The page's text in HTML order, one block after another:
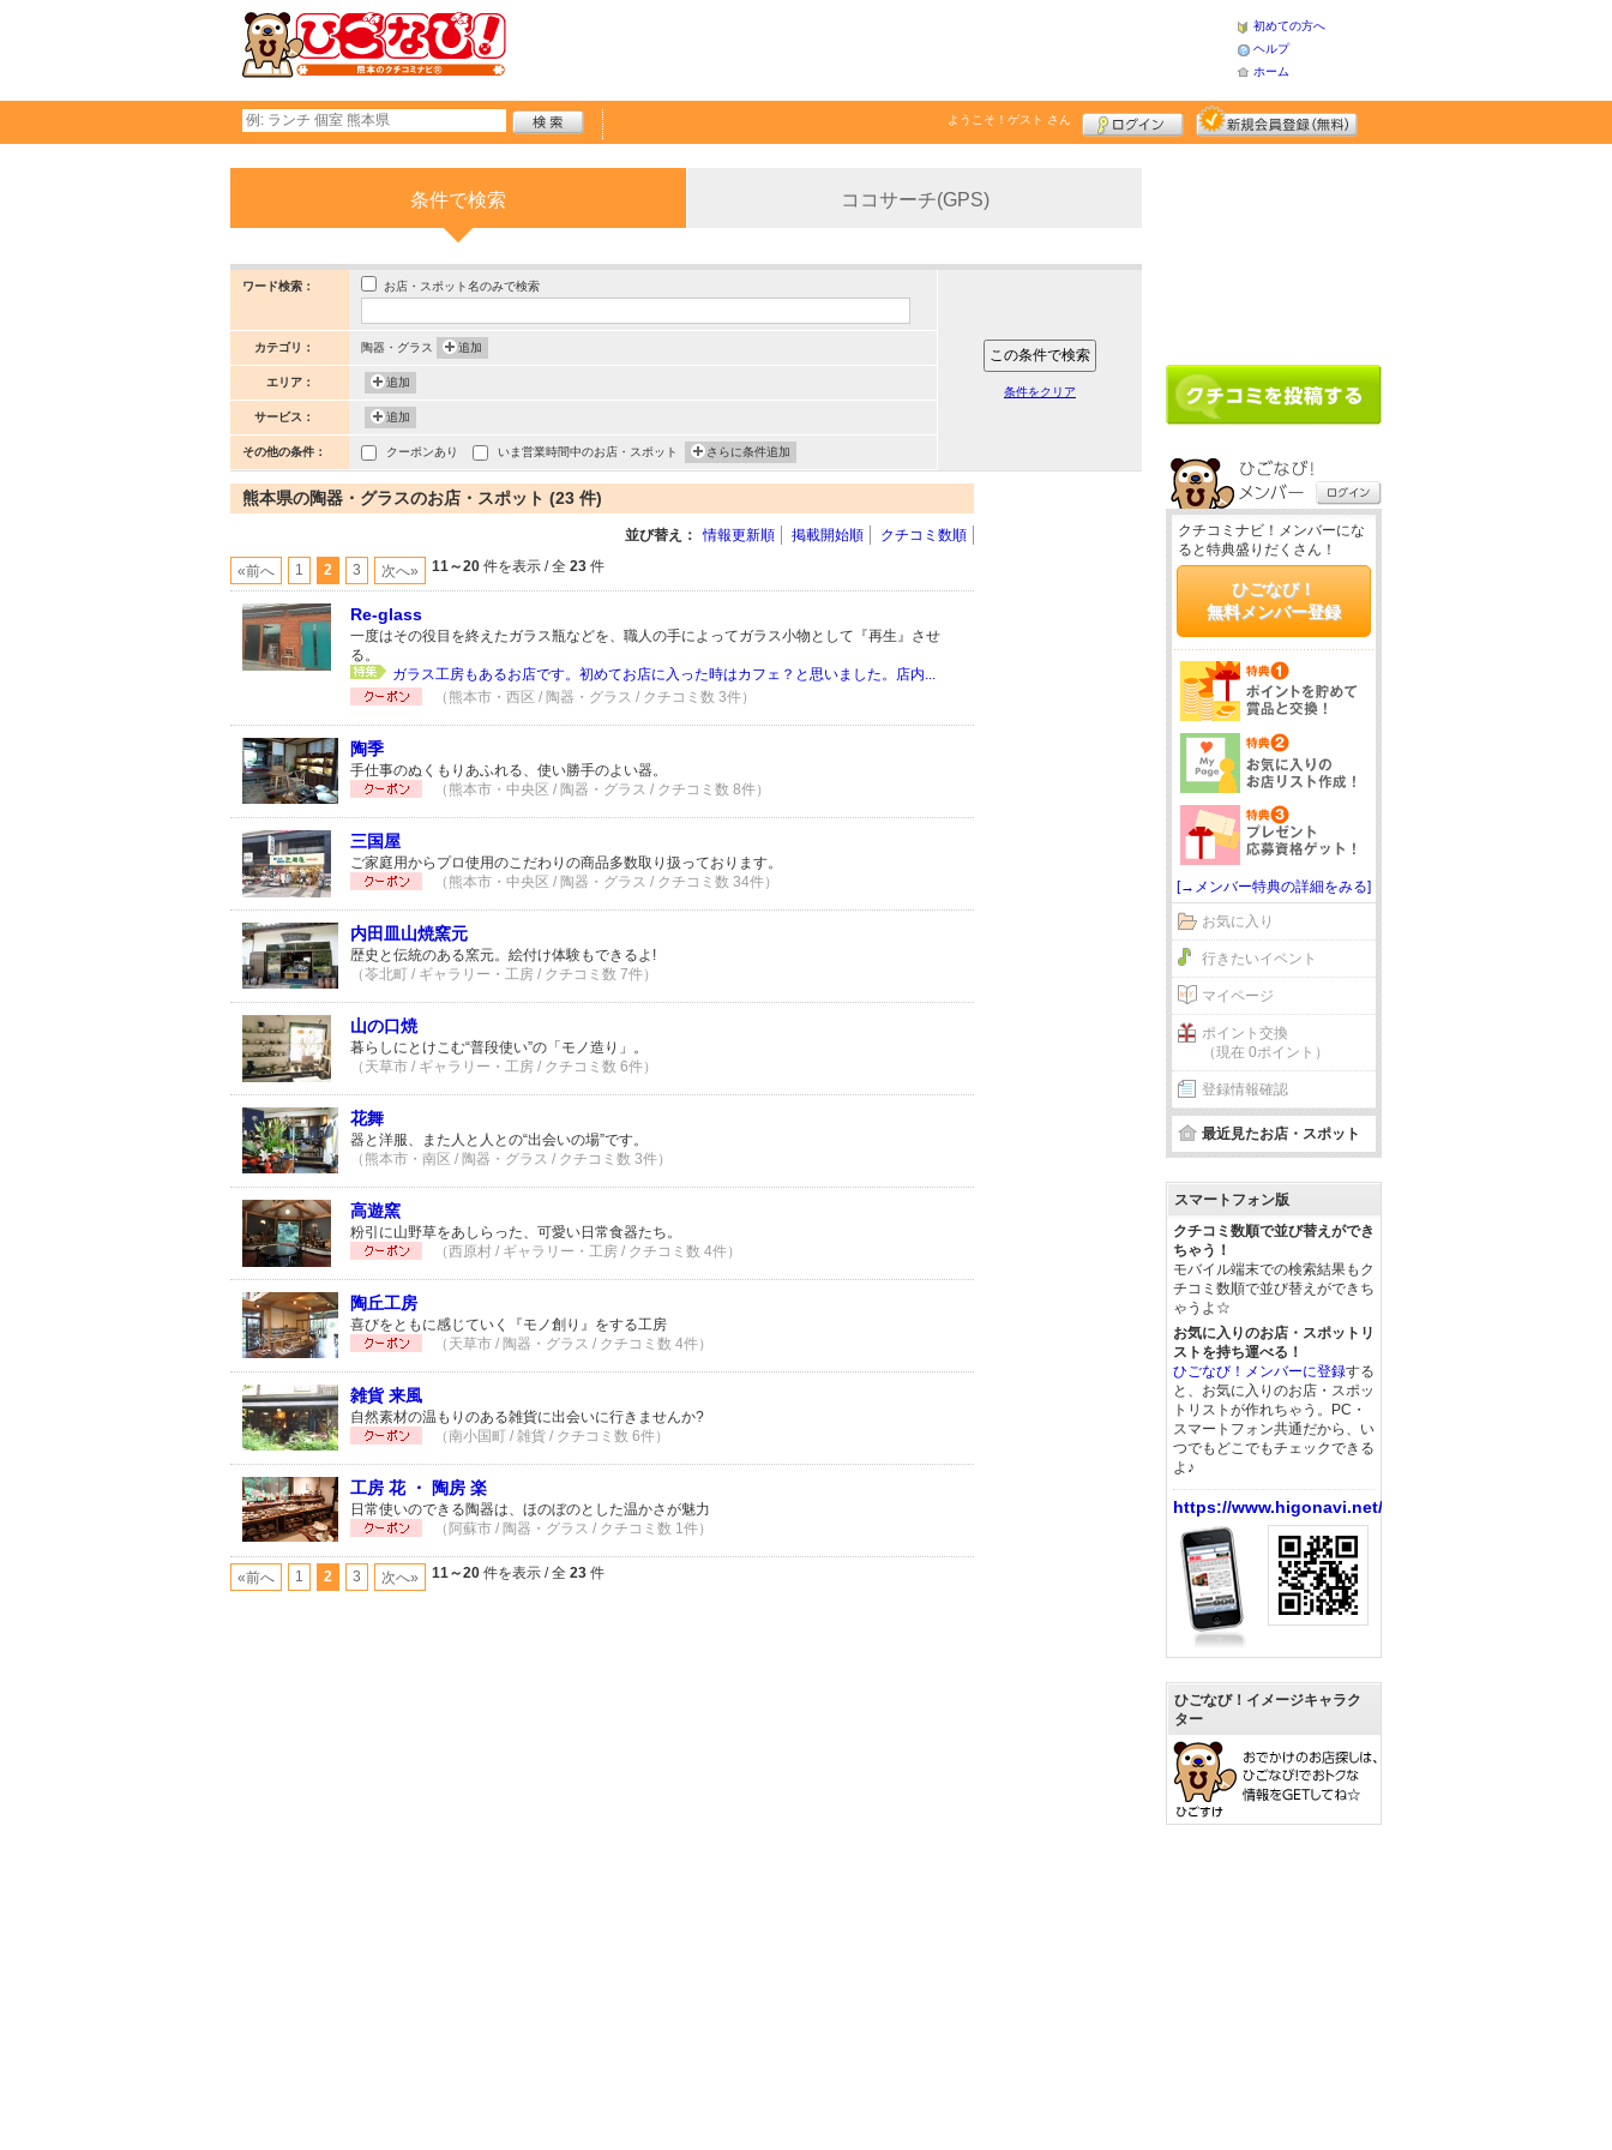
初めての方へ
ヘルプ
ホーム
ようこそ！ ゲスト さん
条件で検索 ココサーチ(GPS)
ワード検索： お店・スポット名のみで検索
カテゴリ： 陶器・グラス 追加
エリア： 追加
サービス： 追加
その他の条件： クーポンあり いま営業時間中のお店・スポット さらに条件追加
条件をクリア
熊本県の陶器・グラスのお店・スポット (23 件)
並び替え： 情報更新順 掲載開始順 クチコミ数順
«前へ 1 2 3 次へ» 11～20 件を表示 / 全 23 件
Re-glass
一度はその役目を終えたガラス瓶などを、職人の手によってガラス小物として『再生』させ
る。
ガラス工房もあるお店です。初めてお店に入った時はカフェ？と思いました。店内...
（熊本市・西区 / 陶器・グラス / クチコミ数 3件）
陶季
手仕事のぬくもりあふれる、使い勝手のよい器。
（熊本市・中央区 / 陶器・グラス / クチコミ数 8件）
三国屋
ご家庭用からプロ使用のこだわりの商品多数取り扱っております。
（熊本市・中央区 / 陶器・グラス / クチコミ数 34件）
内田皿山焼窯元
歴史と伝統のある窯元。絵付け体験もできるよ!
（苓北町 / ギャラリー・工房 / クチコミ数 7件）
山の口焼
暮らしにとけこむ“普段使い”の「モノ造り」。
（天草市 / ギャラリー・工房 / クチコミ数 6件）
花舞
器と洋服、また人と人との“出会いの場”です。
（熊本市・南区 / 陶器・グラス / クチコミ数 3件）
高遊窯
粉引に山野草をあしらった、可愛い日常食器たち。
（西原村 / ギャラリー・工房 / クチコミ数 4件）
陶丘工房
喜びをともに感じていく『モノ創り』をする工房
（天草市 / 陶器・グラス / クチコミ数 4件）
雑貨 来風
自然素材の温もりのある雑貨に出会いに行きませんか?
（南小国町 / 雑貨 / クチコミ数 6件）
工房 花 ・ 陶房 楽
日常使いのできる陶器は、ほのぼのとした温かさが魅力
（阿蘇市 / 陶器・グラス / クチコミ数 1件）
«前へ 1 2 3 次へ» 11～20 件を表示 / 全 23 件
クチコミナビ！メンバーにな
ると特典盛りだくさん！
ひごなび！
無料メンバー登録
[→メンバー特典の詳細をみる]
お気に入り
行きたいイベント
マイページ
ポイント交換
（現在 0ポイント）
登録情報確認
最近見たお店・スポット
スマートフォン版
クチコミ数順で並び替えができ
ちゃう！
モバイル端末での検索結果もク
チコミ数順で並び替えができち
ゃうよ☆
お気に入りのお店・スポットリ
ストを持ち運べる！
ひごなび！メンバーに登録する
と、お気に入りのお店・スポッ
トリストが作れちゃう。PC・
スマートフォン共通だから、い
つでもどこでもチェックできる
よ♪
https://www.higonavi.net/
ひごなび！イメージキャラク
ター